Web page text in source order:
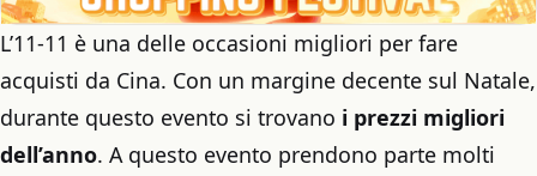
L’11-11 è una delle occasioni migliori per fare
acquisti da Cina. Con un margine decente sul Natale,
durante questo evento si trovano i prezzi migliori
dell’anno. A questo evento prendono parte molti